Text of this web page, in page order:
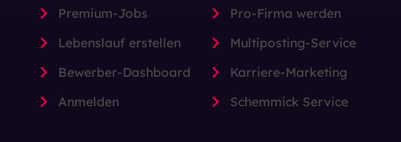
Premium-Jobs
Lebenslauf erstellen
Bewerber-Dashboard
Anmelden
Pro-Firma werden
Multiposting-Service
Karriere-Marketing
Schemmick Service